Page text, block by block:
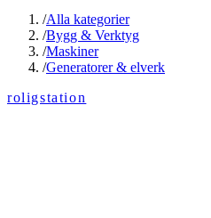
/Alla kategorier
/Bygg & Verktyg
/Maskiner
/Generatorer & elverk
roligstation